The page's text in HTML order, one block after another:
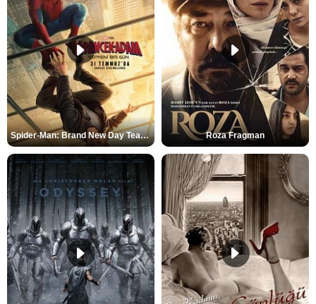
Spider-Man: Brand New Day Teaser Roza Fragman